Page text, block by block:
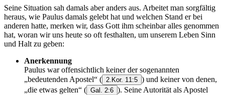
Seine Situation sah damals aber anders aus. Arbeitet man sorgfältig
heraus, wie Paulus damals gelebt hat und welchen Stand er bei
anderen hatte, merken wir, dass Gott ihm scheinbar alles genommen
hat, woran wir uns heute so oft festhalten, um unserem Leben Sinn
und Halt zu geben:
Anerkennung
Paulus war offensichtlich keiner der sogenannten
„bedeutenden Apostel“ ( 2.Kor. 11:5 ) und keiner von denen,
„die etwas gelten“ ( Gal. 2:6 ). Seine Autorität als Apostel